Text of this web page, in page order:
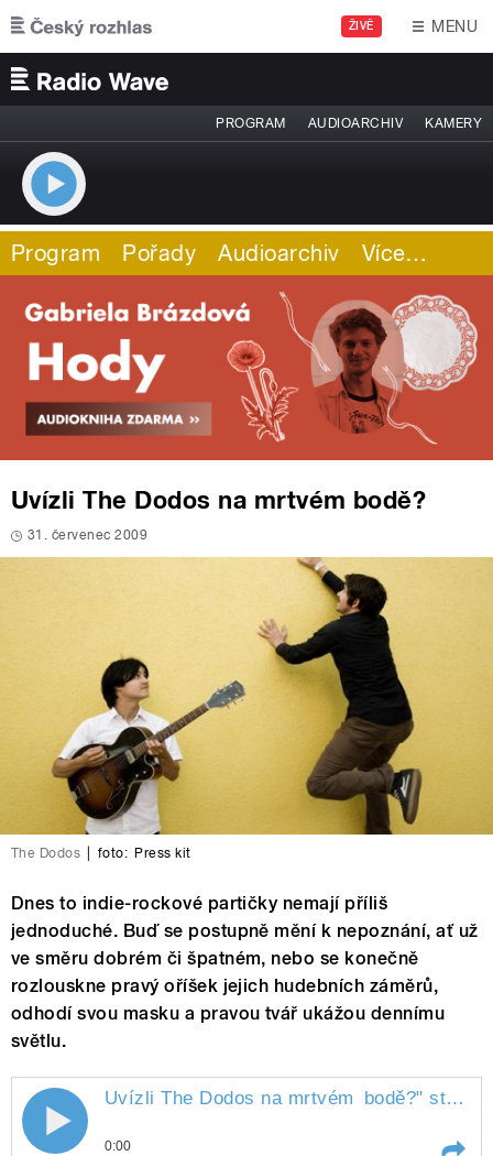
Přejít k hlavnímu obsahu
ŽIVĚ MENU
PROGRAM AUDIOARCHIV KAMERY
Program Pořady Audioarchiv Více…
Uvízli The Dodos na mrtvém bodě?
31. červenec 2009
The Dodos foto: Press kit
Dnes to indie-rockové partičky nemají příliš
jednoduché. Buď se postupně mění k nepoznání, ať už
ve směru dobrém či špatném, nebo se konečně
rozlouskne pravý oříšek jejich hudebních záměrů,
odhodí svou masku a pravou tvář ukážou dennímu
světlu.
Uvízli The Dodos na mrtvém bodě?
Uvízli The Dodos na mrtvém bodě?" style="">
0:00